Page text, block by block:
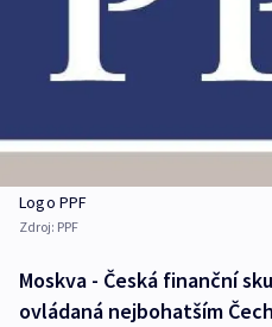
Logo PPF
Zdroj: PPF
Moskva - Česká finanční
ovládaná nejbohatším